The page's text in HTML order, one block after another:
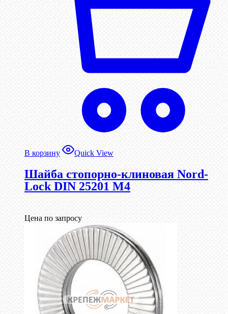
В корзину Quick View
Шайба стопорно-клиновая Nord-
Lock DIN 25201 М4
Цена по запросу